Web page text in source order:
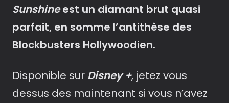
Sunshineest un diamant brut quasi
parfait, en somme l’antithèse des
Blockbusters Hollywoodien.
Disponible sur Disney +, jetez vous
dessus des maintenant si vous n’avez